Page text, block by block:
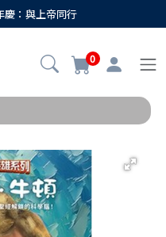
慶：與上帝同行
0